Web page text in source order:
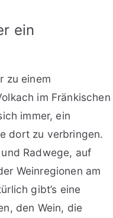
ein
zu einem
im Fränkischen
immer, ein
dort zu verbringen.
Radwege, auf
Weinregionen am
gibt’s eine
den Wein, die